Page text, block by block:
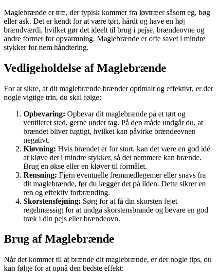
Maglebrænde er træ, der typisk kommer fra løvtræer såsom eg, bøg
eller ask. Det er kendt for at være tørt, hårdt og have en høj
brændværdi, hvilket gør det ideelt til brug i pejse, brændeovne og
andre former for opvarmning. Maglebrænde er ofte savet i mindre
stykker for nem håndtering.
Vedligeholdelse af Maglebrænde
For at sikre, at dit maglebrænde brænder optimalt og effektivt, er der
nogle vigtige trin, du skal følge:
Opbevaring: Opbevar dit maglebrænde på et tørt og
ventileret sted, gerne under tag. På den måde undgår du, at
brændet bliver fugtigt, hvilket kan påvirke brændeevnen
negativt.
Kløvning: Hvis brændet er for stort, kan det være en god idé
at kløve det i mindre stykker, så det nemmere kan brænde.
Brug en økse eller en kløver til formålet.
Rensning: Fjern eventuelle fremmedlegemer eller snavs fra
dit maglebrænde, før du lægger det på ilden. Dette sikrer en
ren og effektiv forbrænding.
Skorstensfejning: Sørg for at få din skorsten fejet
regelmæssigt for at undgå skorstensbrande og bevare en god
træk i din pejs eller brændeovn.
Brug af Maglebrænde
Når det kommer til at brænde dit maglebrænde, er der nogle tips, du
kan følge for at opnå den bedste effekt: